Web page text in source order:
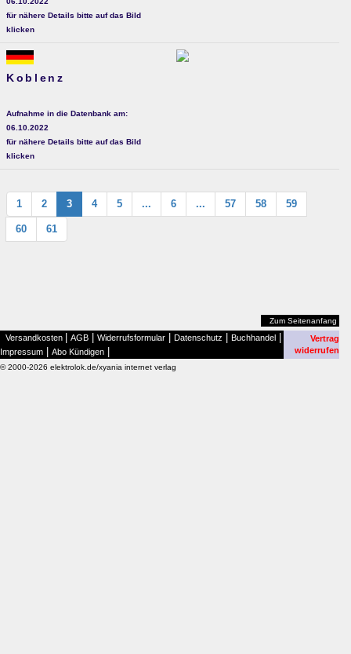
für nähere Details bitte auf das Bild
klicken
Koblenz
Aufnahme in die Datenbank am:
06.10.2022
für nähere Details bitte auf das Bild
klicken
1 2 3 4 5 ... 6 ... 57 58 59
60 61
Zum Seitenanfang
Versandkosten AGB Widerrufsformular Datenschutz Buchhandel
Impressum Abo Kündigen
Vertrag
widerrufen
© 2000-2026 elektrolok.de/xyania internet verlag